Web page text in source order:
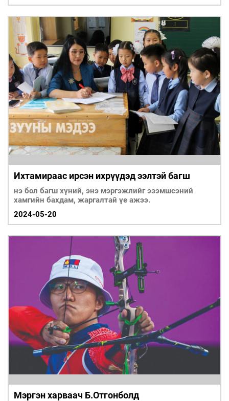
Ихтамираас ирсэн ихрүүдэд ээлтэй багш
нэ бол багш хүний, энэ мэргэжлийг эзэмшсэний
хамгийн бахдам, жаргалтай үе ажээ.
2024-05-20
Мэргэн харваач Б.Отгонболд